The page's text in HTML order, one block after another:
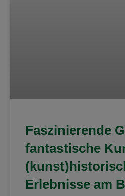
Faszinierende
fantastische
Erlebnisse am